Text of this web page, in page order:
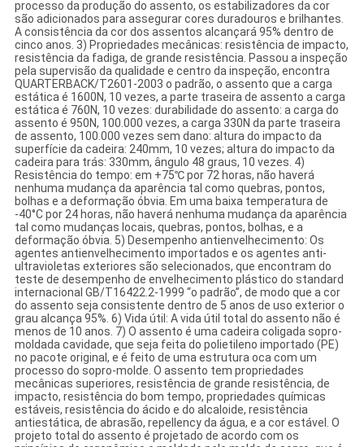
processo da produção do assento, os estabilizadores da cor
são adicionados para assegurar cores duradouros e brilhantes.
A consistência da cor dos assentos alcançará 95% dentro de
cinco anos. 3) Propriedades mecânicas: resistência de impacto,
resistência da fadiga, de grande resistência. Passou a inspeção
pela supervisão da qualidade e centro da inspeção, encontra
QUARTERBACK/T2601-2003 o padrão, o assento que a carga
estática é 1600N, 10 vezes, a parte traseira de assento a carga
estática é 760N, 10 vezes: durabilidade do assento: a carga do
assento é 950N, 100.000 vezes, a carga 330N da parte traseira
de assento, 100.000 vezes sem dano: altura do impacto da
superfície da cadeira: 240mm, 10 vezes; altura do impacto da
cadeira para trás: 330mm, ângulo 48 graus, 10 vezes. 4)
Resistência do tempo: em +75℃ por 72 horas, não haverá
nenhuma mudança da aparência tal como quebras, pontos,
bolhas e a deformação óbvia. Em uma baixa temperatura de
-40°C por 24 horas, não haverá nenhuma mudança da aparência
tal como mudanças locais, quebras, pontos, bolhas, e a
deformação óbvia. 5) Desempenho antienvelhecimento: Os
agentes antienvelhecimento importados e os agentes anti-
ultravioletas exteriores são selecionados, que encontram do
teste de desempenho de envelhecimento plástico do standard
internacional GB/T16422.2-1999 “o padrão”, de modo que a cor
do assento seja consistente dentro de 5 anos de uso exterior o
grau alcança 95%. 6) Vida útil: A vida útil total do assento não é
menos de 10 anos. 7) O assento é uma cadeira coligada sopro-
moldada cavidade, que seja feita do polietileno importado (PE)
no pacote original, e é feito de uma estrutura oca com um
processo do sopro-molde. O assento tem propriedades
mecânicas superiores, resistência de grande resistência, de
impacto, resistência do bom tempo, propriedades químicas
estáveis, resistência do ácido e do alcaloide, resistência
antiestática, de abrasão, repellency da água, e a cor estável. O
projeto total do assento é projetado de acordo com os